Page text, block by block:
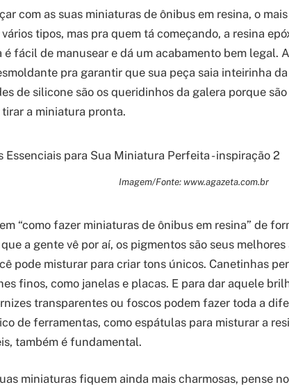
com as suas miniaturas de ônibus em resina, o
tipos, mas pra quem tá começando, a resina
é fácil de manusear e dá um acabamento bem legal.
pra garantir que sua peça saia inteirinha
de silicone são os queridinhos da galera porque
tirar a miniatura pronta.
Imagem/Fonte: www.agazeta.com.br
“como fazer miniaturas de ônibus em resina” de
a gente vê por aí, os pigmentos são seus melhores
pode misturar para criar tons únicos. Canetinhas
finos, como janelas e placas. E para dar aquele
transparentes ou foscos podem fazer toda a
de ferramentas, como espátulas para misturar a
também é fundamental.
miniaturas fiquem ainda mais charmosas, pense